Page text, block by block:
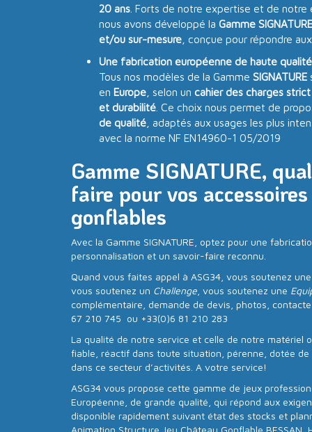
20 ans . Forts de notre expertise et de
nous avons développé la Gamme SIGNATURE
et/ou sur-mesure , conçue pour répondre
Une fabrication européenne de haute qualité
Tous nos modèles de la Gamme SIGNATURE
en Europe , selon un cahier des charges strict
et durabilité . Ce choix nous permet de
de qualité , adaptés aux usages les plus
avec la norme NF EN14960-1 05/2019
Gamme SIGNATURE,
faire pour vos
gonflables
Avec la Gamme SIGNATURE, optez pour une
personnalisation et un savoir-faire reconnu.
Quand vous faites appel à ASG34, vous soutenez
vous soutenez un Challenge , vous soutenez une
complémentaire, demande de devis, photos,
67 210 745 ou +33(0)6 81 210 283
La qualité de notre service et celle de notre matériel
fiable, réactif dans toute situation, pérenne, dotée de
dans ce secteur d’activités. A votre service!
ASG34 vous propose cette gamme de jeux
Européenne, de grande qualité, qui répond aux
disponible rapidement suivant état des stocks et
Animation Structure Jeu Château Gonflable BESSAN,